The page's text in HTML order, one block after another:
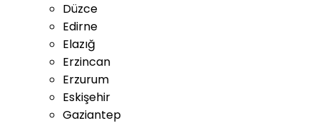
Düzce
Edirne
Elazığ
Erzincan
Erzurum
Eskişehir
Gaziantep